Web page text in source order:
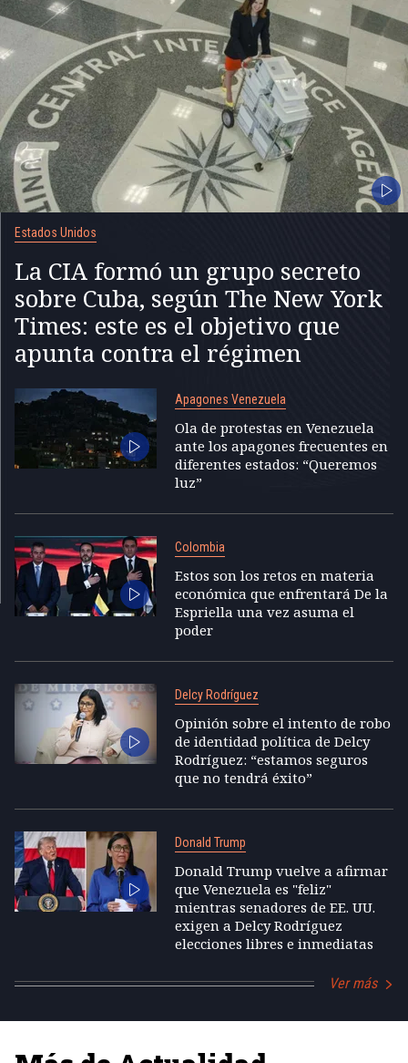
Estados Unidos
La CIA formó un grupo secreto
sobre Cuba, según The New York
Times: este es el objetivo que
apunta contra el régimen
Apagones Venezuela
Ola de protestas en Venezuela
ante los apagones frecuentes en
diferentes estados: “Queremos
luz”
Colombia
Estos son los retos en materia
económica que enfrentará De la
Espriella una vez asuma el
poder
Delcy Rodríguez
Opinión sobre el intento de robo
de identidad política de Delcy
Rodríguez: “estamos seguros
que no tendrá éxito”
Donald Trump
Donald Trump vuelve a afirmar
que Venezuela es "feliz"
mientras senadores de EE. UU.
exigen a Delcy Rodríguez
elecciones libres e inmediatas
Ver más